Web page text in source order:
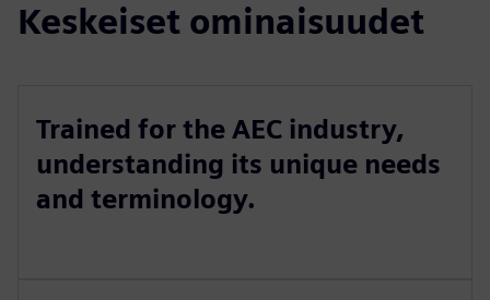
Keskeiset ominaisuudet
Trained for the AEC industry,
understanding its unique needs
and terminology.